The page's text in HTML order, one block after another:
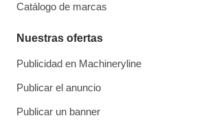
Catálogo de marcas
Nuestras ofertas
Publicidad en Machineryline
Publicar el anuncio
Publicar un banner